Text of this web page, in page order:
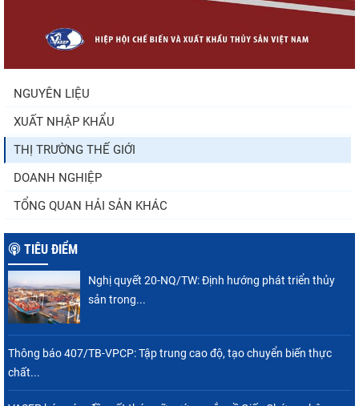
Điểm tin thủy sản thế giới ngày 3/8/2026
tạo chuyển biến...
NGUYÊN LIỆU
XUẤT NHẬP KHẨU
THỊ TRƯỜNG THẾ GIỚI
DOANH NGHIỆP
TỔNG QUAN HẢI SẢN KHÁC
TIÊU ĐIỂM
Nghị quyết 20-NQ/TW: Định hướng phát triển thủy
sản trong...
Thông báo 407/TB-VPCP: Tập trung cao độ, tạo chuyển biến thực
chất...